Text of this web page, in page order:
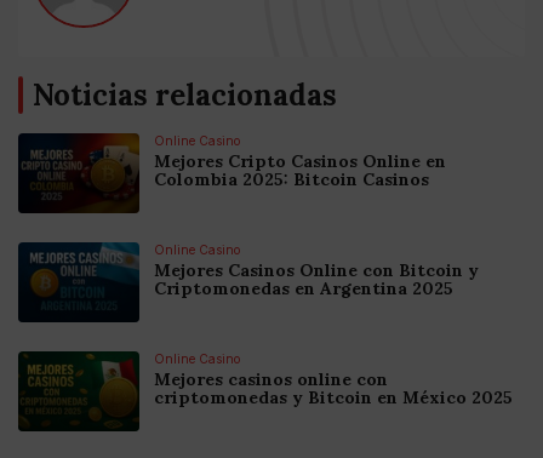
Noticias relacionadas
Online Casino
Mejores Cripto Casinos Online en
Colombia 2025: Bitcoin Casinos
Online Casino
Mejores Casinos Online con Bitcoin y
Criptomonedas en Argentina 2025
Online Casino
Mejores casinos online con
criptomonedas y Bitcoin en México 2025